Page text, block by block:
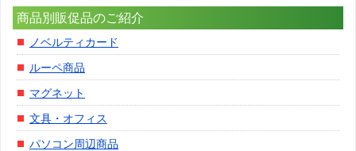
商品別販促品のご紹介
ノベルティカード
ルーペ商品
マグネット
文具・オフィス
パソコン周辺商品